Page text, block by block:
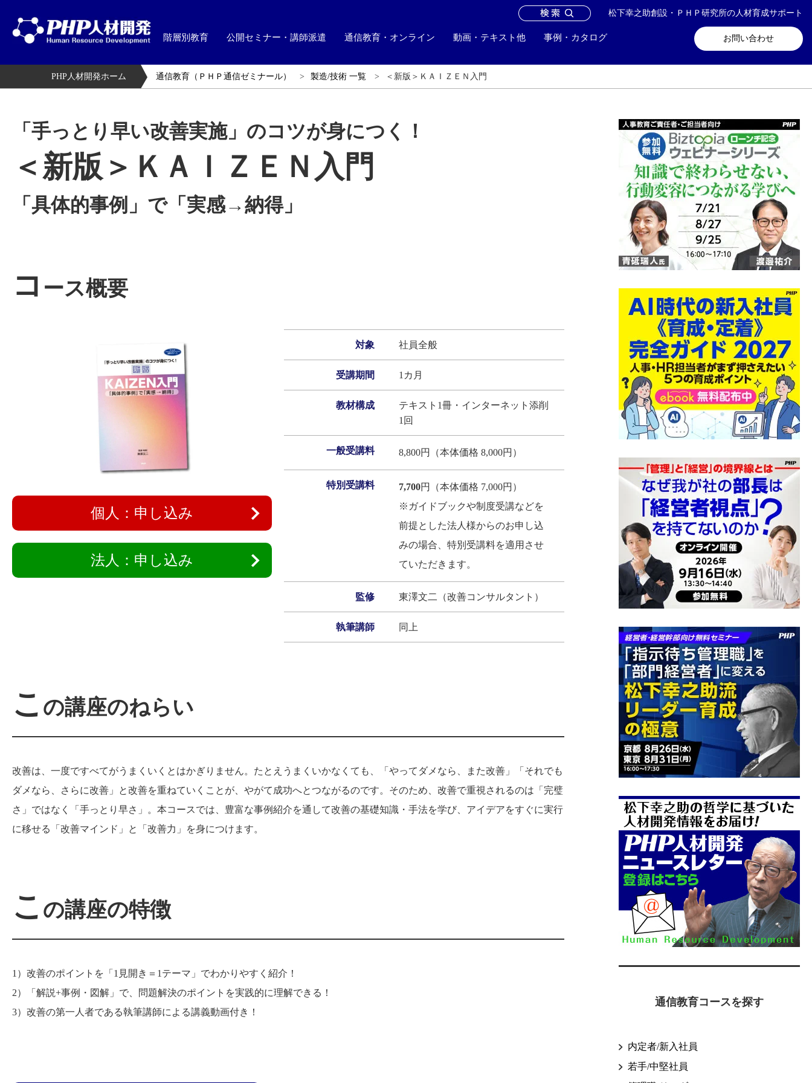
松下幸之助創設・ＰＨＰ研究所の人材育成サポート
お問い合わせ
階層別教育 公開セミナー・講師派遣 通信教育・オンライン 動画・テキスト他 事例・カタログ
お問い合わせ メールマガジン登録
PHP人材開発ホーム 通信教育（ＰＨＰ通信ゼミナール） 製造/技術 一覧 ＜新版＞ＫＡＩＺＥＮ入門
「手っとり早い改善実施」のコツが身につく！
＜新版＞ＫＡＩＺＥＮ入門
「具体的事例」で「実感→納得」
コ ース概要
個人：申し込み
法人：申し込み
対象 社員全般
受講期間 1カ月
教材構成
テキスト1冊・インターネット添削
1回
一般受講料 8,800円（本体価格 8,000円）
特別受講料 7,700円（本体価格 7,000円）
※ガイドブックや制度受講などを
前提とした法人様からのお申し込
みの場合、特別受講料を適用させ
ていただきます。
監修 東澤文二（改善コンサルタント）
執筆講師 同上
こ の講座のねらい
改善は、一度ですべてがうまくいくとはかぎりません。たとえうまくいかなくても、「やってダメなら、また改善」「それでも
ダメなら、さらに改善」と改善を重ねていくことが、やがて成功へとつながるのです。そのため、改善で重視されるのは「完璧
さ」ではなく「手っとり早さ」。本コースでは、豊富な事例紹介を通して改善の基礎知識・手法を学び、アイデアをすぐに実行
に移せる「改善マインド」と「改善力」を身につけます。
こ の講座の特徴
1）改善のポイントを「1見開き＝1テーマ」でわかりやすく紹介！
2）「解説+事例・図解」で、問題解決のポイントを実践的に理解できる！
3）改善の第一人者である執筆講師による講義動画付き！
通信教育コースを探す
内定者/新入社員
若手/中堅社員